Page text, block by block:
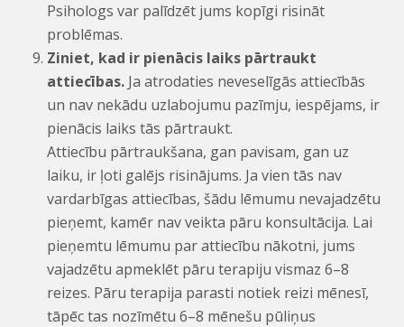
Psihologs var palīdzēt jums kopīgi risināt
problēmas.
Ziniet, kad ir pienācis laiks pārtraukt
attiecības. Ja atrodaties neveselīgās attiecībās
un nav nekādu uzlabojumu pazīmju, iespējams, ir
pienācis laiks tās pārtraukt.
Attiecību pārtraukšana, gan pavisam, gan uz
laiku, ir ļoti galējs risinājums. Ja vien tās nav
vardarbīgas attiecības, šādu lēmumu nevajadzētu
pieņemt, kamēr nav veikta pāru konsultācija. Lai
pieņemtu lēmumu par attiecību nākotni, jums
vajadzētu apmeklēt pāru terapiju vismaz 6–8
reizes. Pāru terapija parasti notiek reizi mēnesī,
tāpēc tas nozīmētu 6–8 mēnešu pūliņus